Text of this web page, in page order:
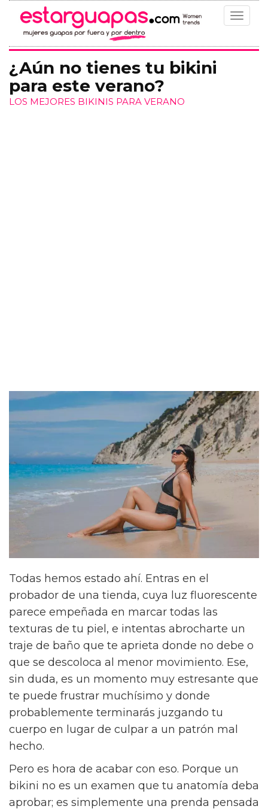
Toggle
¿Aún no tienes tu bikini
para este verano?
LOS MEJORES BIKINIS PARA VERANO
Todas hemos estado ahí. Entras en el
probador de una tienda, cuya luz fluorescente
parece empeñada en marcar todas las
texturas de tu piel, e intentas abrocharte un
traje de baño que te aprieta donde no debe o
que se descoloca al menor movimiento. Ese,
sin duda, es un momento muy estresante que
te puede frustrar muchísimo y donde
probablemente terminarás juzgando tu
cuerpo en lugar de culpar a un patrón mal
hecho.
Pero es hora de acabar con eso. Porque un
bikini no es un examen que tu anatomía deba
aprobar; es simplemente una prenda pensada